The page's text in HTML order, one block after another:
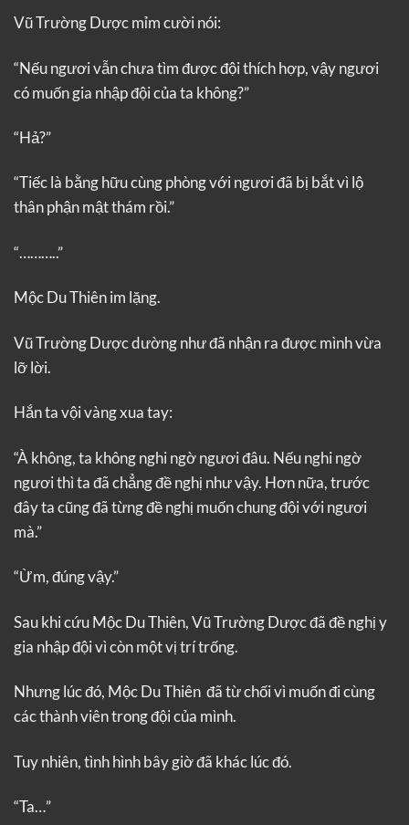
Vũ Trường Dược mỉm cười nói:
“Nếu ngươi vẫn chưa tìm được đội thích hợp, vậy ngươi
có muốn gia nhập đội của ta không?”
“Hả?”
“Tiếc là bằng hữu cùng phòng với ngươi đã bị bắt vì lộ
thân phận mật thám rồi.”
“………..”
Mộc Du Thiên im lặng.
Vũ Trường Dược dường như đã nhận ra được mình vừa
lỡ lời.
Hắn ta vội vàng xua tay:
“À không, ta không nghi ngờ ngươi đâu. Nếu nghi ngờ
ngươi thì ta đã chẳng đề nghị như vậy. Hơn nữa, trước
đây ta cũng đã từng đề nghị muốn chung đội với ngươi
mà.”
“Ừm, đúng vậy.”
Sau khi cứu Mộc Du Thiên, Vũ Trường Dược đã đề nghị y
gia nhập đội vì còn một vị trí trống.
Nhưng lúc đó, Mộc Du Thiên đã từ chối vì muốn đi cùng
các thành viên trong đội của mình.
Tuy nhiên, tình hình bây giờ đã khác lúc đó.
“Ta…”